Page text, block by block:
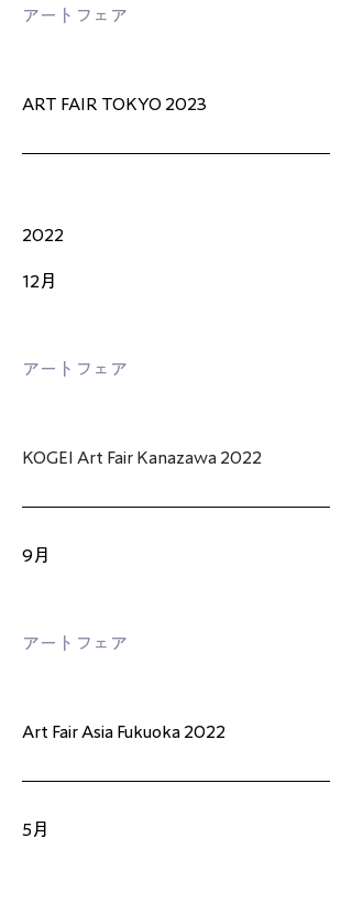
アートフェア
ART FAIR TOKYO 2023
2022
12月
アートフェア
KOGEI Art Fair Kanazawa 2022
9月
アートフェア
Art Fair Asia Fukuoka 2022
5月